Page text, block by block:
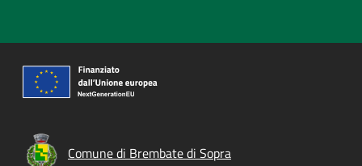
Comune di Brembate di Sopra